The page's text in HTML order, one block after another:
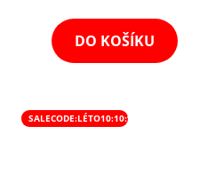
DO KOŠÍKU
SALECODE:LÉTO10:10:%